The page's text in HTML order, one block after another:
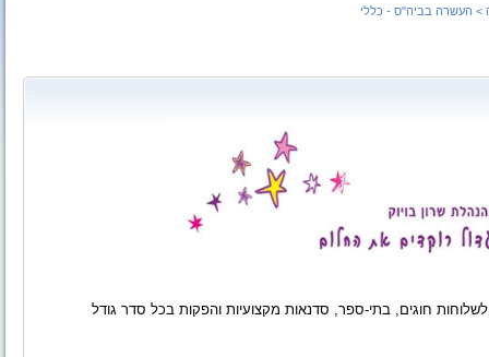
> העשרה בביה"ס - כללי
חוגים, בתי-ספר, סדנאות מקצועיות והפקות בכל סדר גודל